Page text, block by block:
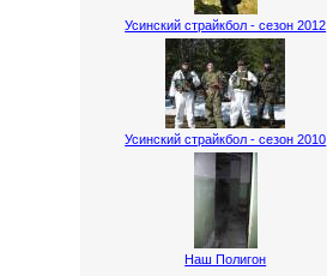
Усинский страйкбол - сезон 2012
Усинский страйкбол - сезон 2010
Наш Полигон